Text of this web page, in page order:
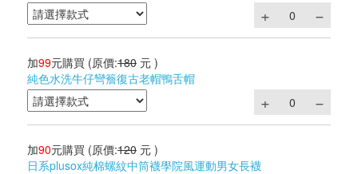
加99元購買 (原價:180 元 )
純色水洗牛仔彎簷復古老帽鴨舌帽
加90元購買 (原價:120 元 )
日系plusox純棉螺紋中筒襪學院風運動男女長襪